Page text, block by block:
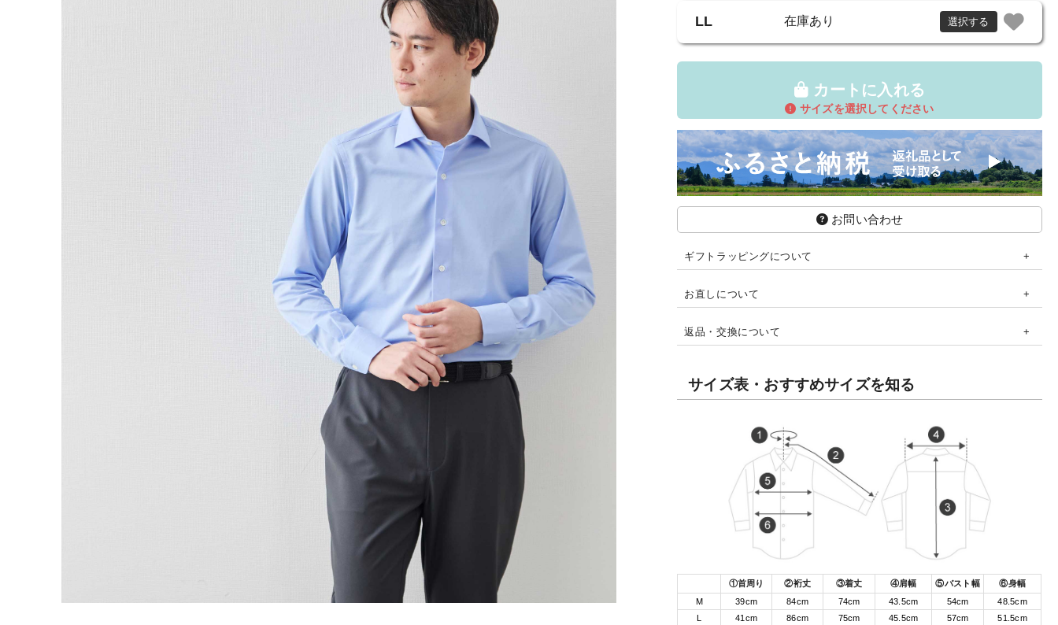
LL 在庫あり 選択する
カートに入れる
サイズを選択してください
お問い合わせ
ギフトラッピングについて
お直しについて
返品・交換について
サイズ表・おすすめサイズを知る
①首周り ②裄丈 ③着丈 ④肩幅 ⑤バスト幅
⑥身幅
M
39cm 84cm 74cm 43.5cm 54cm
48.5cm
L
41cm 86cm 75cm 45.5cm 57cm
51.5cm